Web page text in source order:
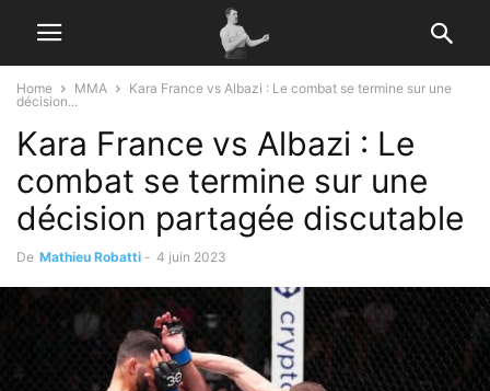
Home MMA
Kara France vs Albazi : Le combat se termine sur une
décision...
Kara France vs Albazi : Le
combat se termine sur une
décision partagée discutable
De Mathieu Robatti - 4 juin 2023